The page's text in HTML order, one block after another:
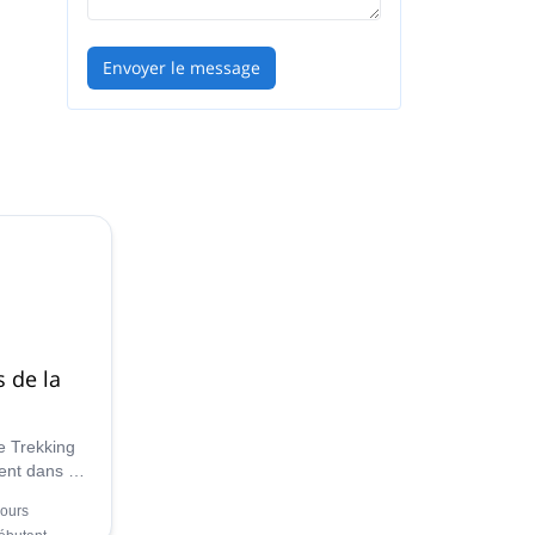
Envoyer le message
de la
Trekking
dans ce
îles" de